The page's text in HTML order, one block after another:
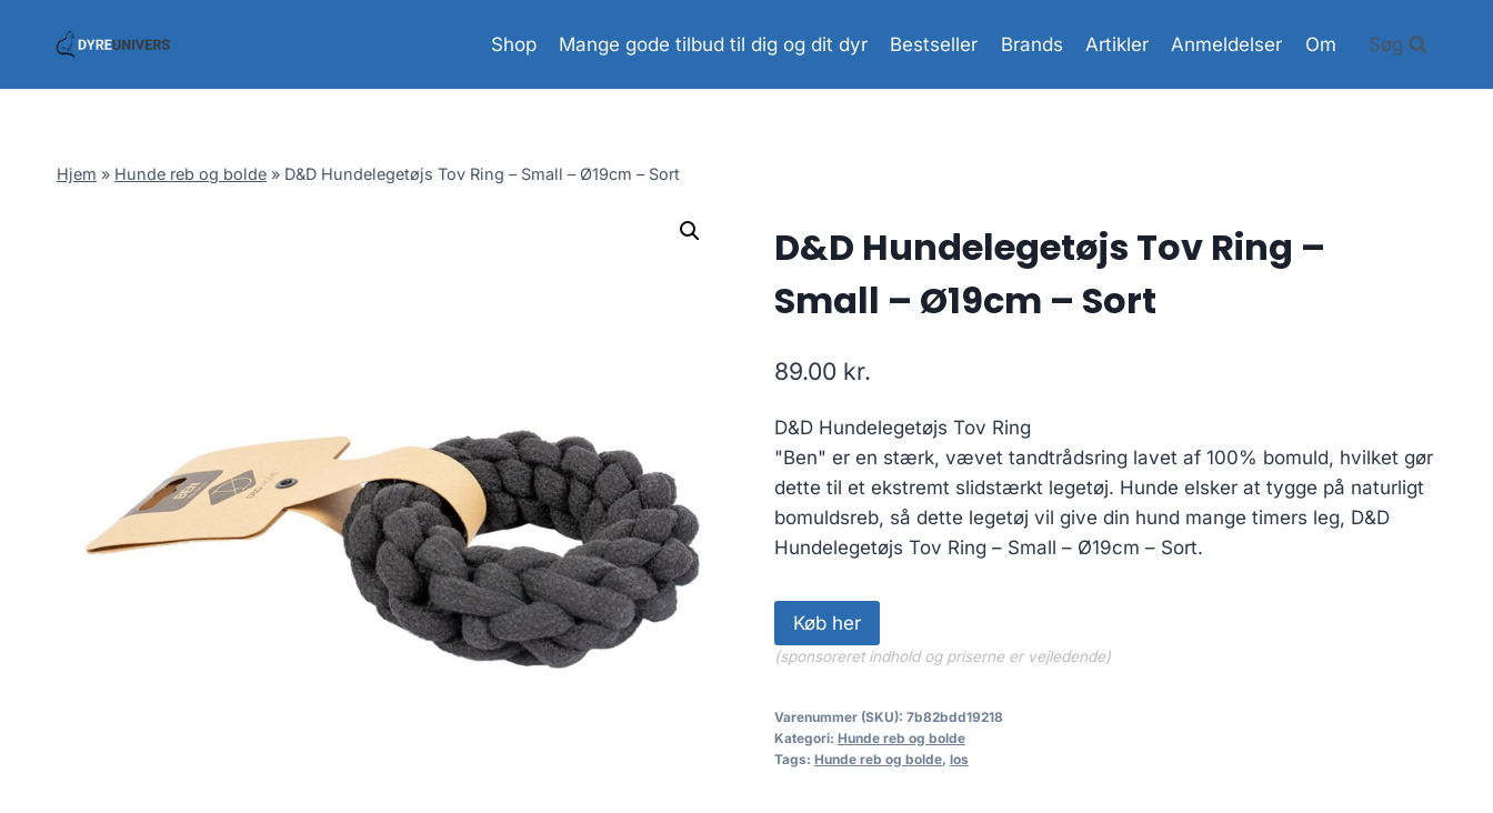
Shop Mange gode tilbud til dig og dit dyr Bestseller Brands Artikler Anmeldelser Om Søg
Hjem » Hunde reb og bolde » D&D Hundelegetøjs Tov Ring – Small – Ø19cm – Sort
D&D Hundelegetøjs Tov Ring –
Small – Ø19cm – Sort
89.00 kr.
D&D Hundelegetøjs Tov Ring
"Ben" er en stærk, vævet tandtrådsring lavet af 100% bomuld, hvilket gør
dette til et ekstremt slidstærkt legetøj. Hunde elsker at tygge på naturligt
bomuldsreb, så dette legetøj vil give din hund mange timers leg, D&D
Hundelegetøjs Tov Ring – Small – Ø19cm – Sort.
Køb her
(sponsoreret indhold og priserne er vejledende)
Varenummer (SKU): 7b82bdd19218
Kategori: Hunde reb og bolde
Tags: Hunde reb og bolde, los